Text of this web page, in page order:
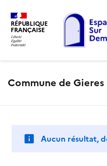
RÉPUBLIQUE
FRANÇAISE
Commune de Gieres
Aucun résultat,